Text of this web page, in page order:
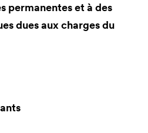
permanentes et à des
dues aux charges du